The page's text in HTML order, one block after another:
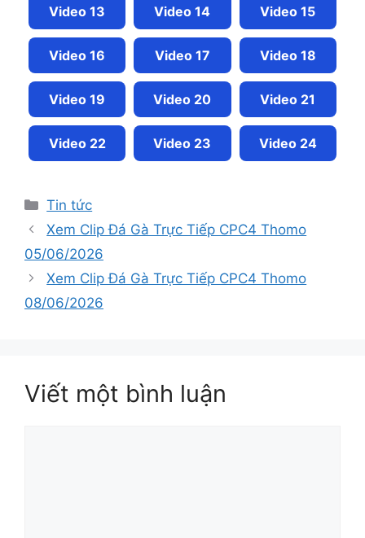
Video 13 Video 14 Video 15
Video 16 Video 17 Video 18
Video 19 Video 20 Video 21
Video 22 Video 23 Video 24
Tin tức
Xem Clip Đá Gà Trực Tiếp CPC4 Thomo
05/06/2026
Xem Clip Đá Gà Trực Tiếp CPC4 Thomo
08/06/2026
Viết một bình luận